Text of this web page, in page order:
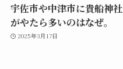
宇佐市や中津市に貴船神社
がやたら多いのはなぜ。
2025年3月17日